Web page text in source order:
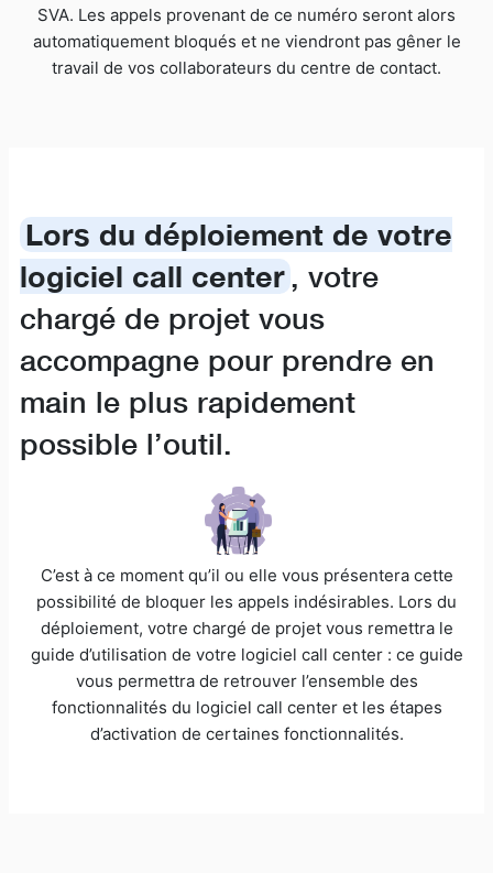
SVA. Les appels provenant de ce numéro seront alors
automatiquement bloqués et ne viendront pas gêner le
travail de vos collaborateurs du centre de contact.
Lors du déploiement de votre
logiciel call center, votre
chargé de projet vous
accompagne pour prendre en
main le plus rapidement
possible l’outil.
C’est à ce moment qu’il ou elle vous présentera cette
possibilité de bloquer les appels indésirables. Lors du
déploiement, votre chargé de projet vous remettra le
guide d’utilisation de votre logiciel call center : ce guide
vous permettra de retrouver l’ensemble des
fonctionnalités du logiciel call center et les étapes
d’activation de certaines fonctionnalités.